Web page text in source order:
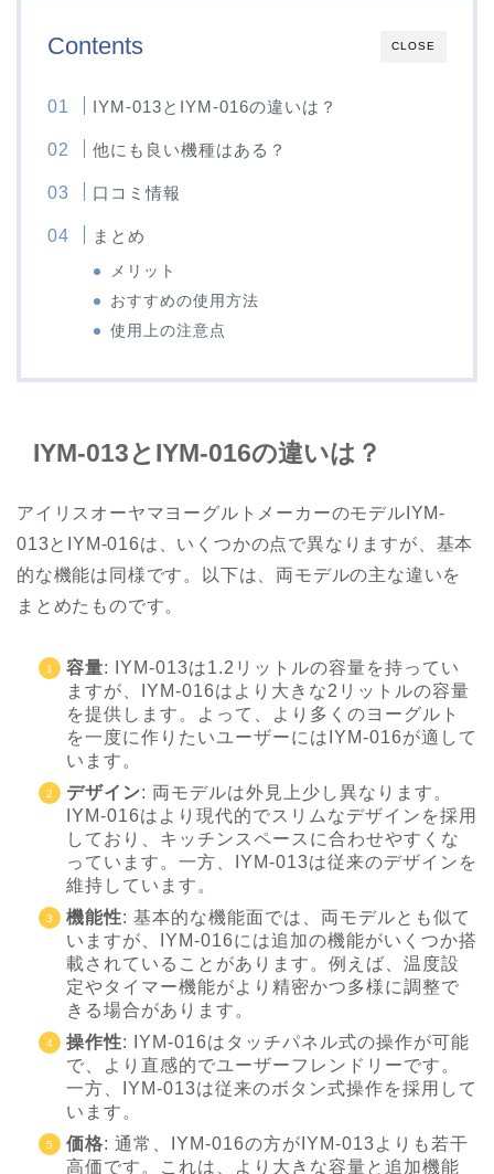
CLOSE
Contents
IYM-013とIYM-016の違いは？
他にも良い機種はある？
口コミ情報
まとめ
メリット
おすすめの使用方法
使用上の注意点
IYM-013とIYM-016の違いは？
アイリスオーヤマヨーグルトメーカーのモデルIYM-
013とIYM-016は、いくつかの点で異なりますが、基本
的な機能は同様です。以下は、両モデルの主な違いを
まとめたものです。
容量: IYM-013は1.2リットルの容量を持ってい
ますが、IYM-016はより大きな2リットルの容量
を提供します。よって、より多くのヨーグルト
を一度に作りたいユーザーにはIYM-016が適して
います。
デザイン: 両モデルは外見上少し異なります。
IYM-016はより現代的でスリムなデザインを採用
しており、キッチンスペースに合わせやすくな
っています。一方、IYM-013は従来のデザインを
維持しています。
機能性: 基本的な機能面では、両モデルとも似て
いますが、IYM-016には追加の機能がいくつか搭
載されていることがあります。例えば、温度設
定やタイマー機能がより精密かつ多様に調整で
きる場合があります。
操作性: IYM-016はタッチパネル式の操作が可能
で、より直感的でユーザーフレンドリーです。
一方、IYM-013は従来のボタン式操作を採用して
います。
価格: 通常、IYM-016の方がIYM-013よりも若干
高価です。これは、より大きな容量と追加機能